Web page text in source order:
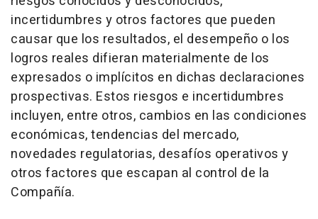
incertidumbres y otros factores que pueden
causar que los resultados, el desempeño o los
logros reales difieran materialmente de los
expresados o implícitos en dichas declaraciones
prospectivas. Estos riesgos e incertidumbres
incluyen, entre otros, cambios en las condiciones
económicas, tendencias del mercado,
novedades regulatorias, desafíos operativos y
otros factores que escapan al control de la
Compañía.